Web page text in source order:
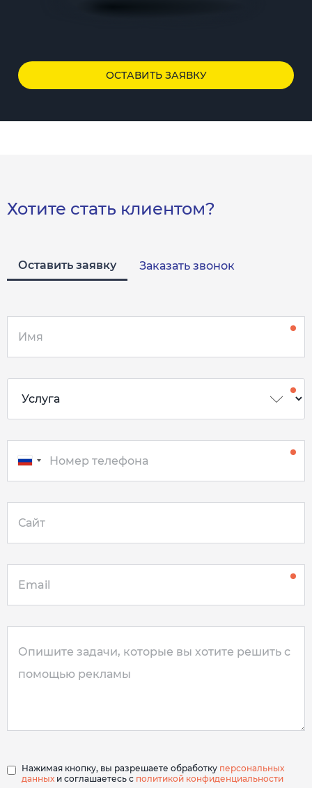
ОСТАВИТЬ ЗАЯВКУ
Хотите стать клиентом?
Оставить заявку Заказать звонок
Нажимая кнопку, вы разрешаете обработку персональных
данных и соглашаетесь с политикой конфиденциальности